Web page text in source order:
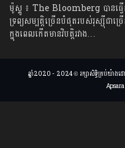
ម៉ូស្គូ ៖ The Bloomberg បានធ្វើក
ទ្រព្យសម្បត្តិច្រើនបំផុតរបស់រុស្ស៊ីជាច្រ
ក្នុងពេលកើតមានវិបត្តិរវាង…
ឆ្នាំ2020 - 2024 © រក្សាសិទ្ធិគ្រប់យ៉ាងដ